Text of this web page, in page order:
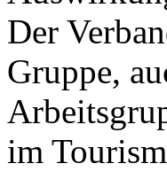
Der
Gruppe,
im